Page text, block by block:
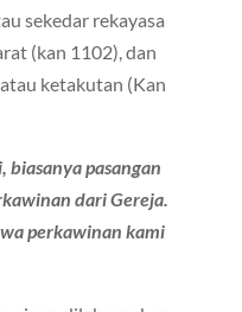
sekedar rekayasa
(kan 1102), dan
ketakutan (Kan
biasanyapasangan
dari Gereja.
perkawinan kami